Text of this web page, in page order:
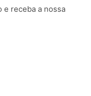
e receba a nossa